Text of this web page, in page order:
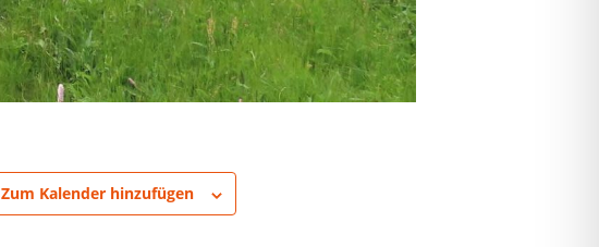
Zum Kalender hinzufügen